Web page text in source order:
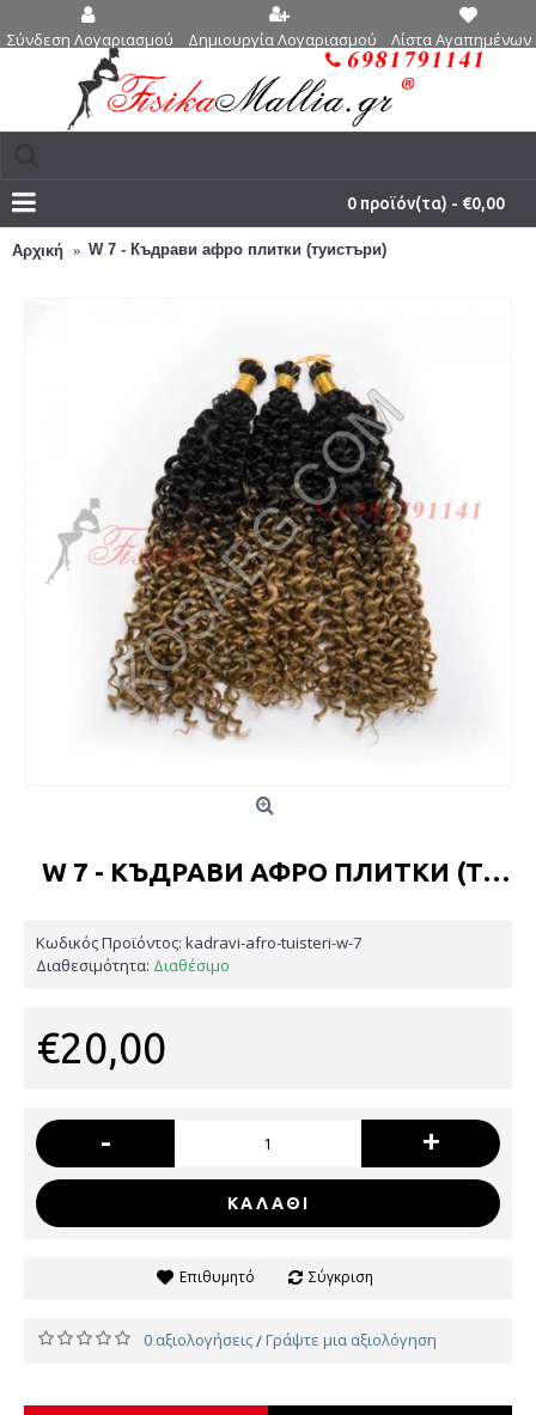
Σύνδεση Λογαριασμού Δημιουργία Λογαριασμού Λίστα Αγαπημένων
0 προϊόν(τα) - €0,00
Αρχική W 7 - Къдрави афро плитки (туистъри)
W 7 - КЪДРАВИ АФРО ПЛИТКИ (ТУИСТЪРИ)
Κωδικός Προϊόντος: kadravi-afro-tuisteri-w-7
Διαθεσιμότητα: Διαθέσιμο
€20,00
- +
ΚΑΛΆΘΙ
Επιθυμητό Σύγκριση
0 αξιολογήσεις/Γράψτε μια αξιολόγηση